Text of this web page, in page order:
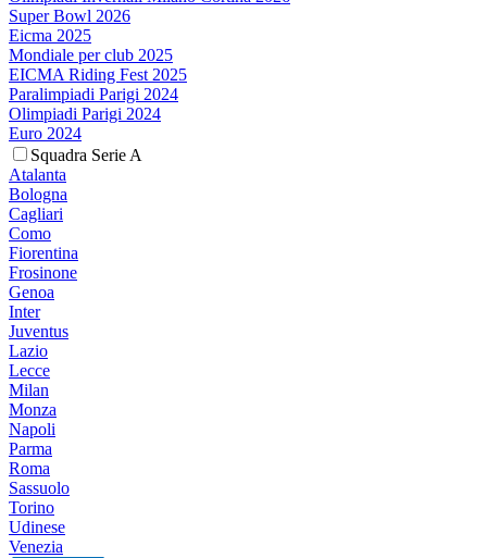
Super Bowl 2026
Eicma 2025
Mondiale per club 2025
EICMA Riding Fest 2025
Paralimpiadi Parigi 2024
Olimpiadi Parigi 2024
Euro 2024
Squadra Serie A
Atalanta
Bologna
Cagliari
Como
Fiorentina
Frosinone
Genoa
Inter
Juventus
Lazio
Lecce
Milan
Monza
Napoli
Parma
Roma
Sassuolo
Torino
Udinese
Venezia